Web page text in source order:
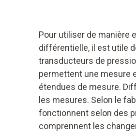
Pour utiliser de manière
différentielle, il est utile
transducteurs de
permettent une mesure
étendues de mesure.
les mesures. Selon le
fonctionnent selon des
comprennent les